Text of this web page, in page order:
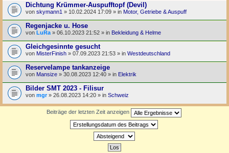
Dichtung Krümmer-Auspufftopf (Devil)
von skymann1 » 10.02.2024 17:09 » in Motor, Getriebe & Auspuff
Regenjacke u. Hose
von LuRa » 06.10.2023 21:52 » in Bekleidung & Helme
Gleichgesinnte gesucht
von MisterFinish » 07.09.2023 21:53 » in Westdeutschland
Reservelampe tankanzeige
von Mansize » 30.08.2023 12:40 » in Elektrik
Bilder SMT 2023 - Filisur
von mgr» 26.08.2023 14:20 » in Schweiz
Beiträge der letzten Zeit anzeigen